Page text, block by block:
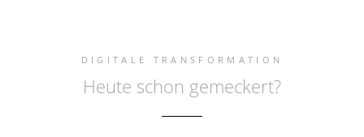
DIGITALE TRANSFORMATION
Heute schon gemeckert?